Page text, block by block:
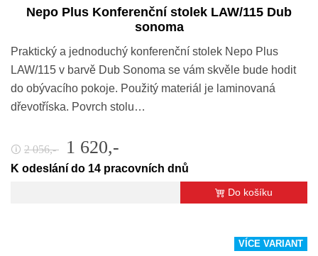
Nepo Plus Konferenční stolek LAW/115 Dub
sonoma
Praktický a jednoduchý konferenční stolek Nepo Plus
LAW/115 v barvě Dub Sonoma se vám skvěle bude hodit
do obývacího pokoje. Použitý materiál je laminovaná
dřevotříska. Povrch stolu…
🛈 2 056,- 1 620,-
K odeslání do 14 pracovních dnů
Do košíku
VÍCE VARIANT